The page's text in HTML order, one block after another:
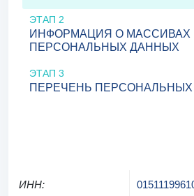
ЭТАП 2
ИНФОРМАЦИЯ О МАССИВАХ
ПЕРСОНАЛЬНЫХ ДАННЫХ
ЭТАП 3
ПЕРЕЧЕНЬ
ИНН: